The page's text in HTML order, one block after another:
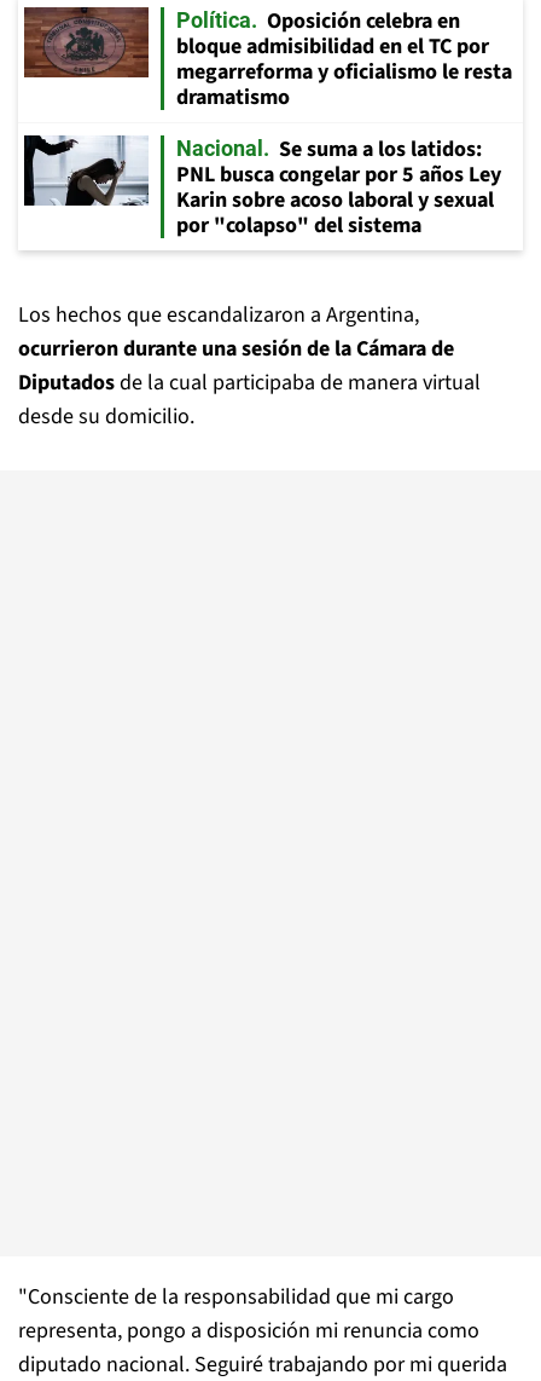
Política
Oposición celebra en
bloque admisibilidad en el TC por
megarreforma y oficialismo le resta
dramatismo
Nacional
Se suma a los latidos:
PNL busca congelar por 5 años Ley
Karin sobre acoso laboral y sexual
por "colapso" del sistema
Los hechos que escandalizaron a Argentina,
ocurrieron durante una sesión de la Cámara de
Diputadosde la cual participaba de manera virtual
desde su domicilio.
"Consciente de la responsabilidad que mi cargo
representa, pongo a disposición mi renuncia como
diputado nacional. Seguiré trabajando por mi querida